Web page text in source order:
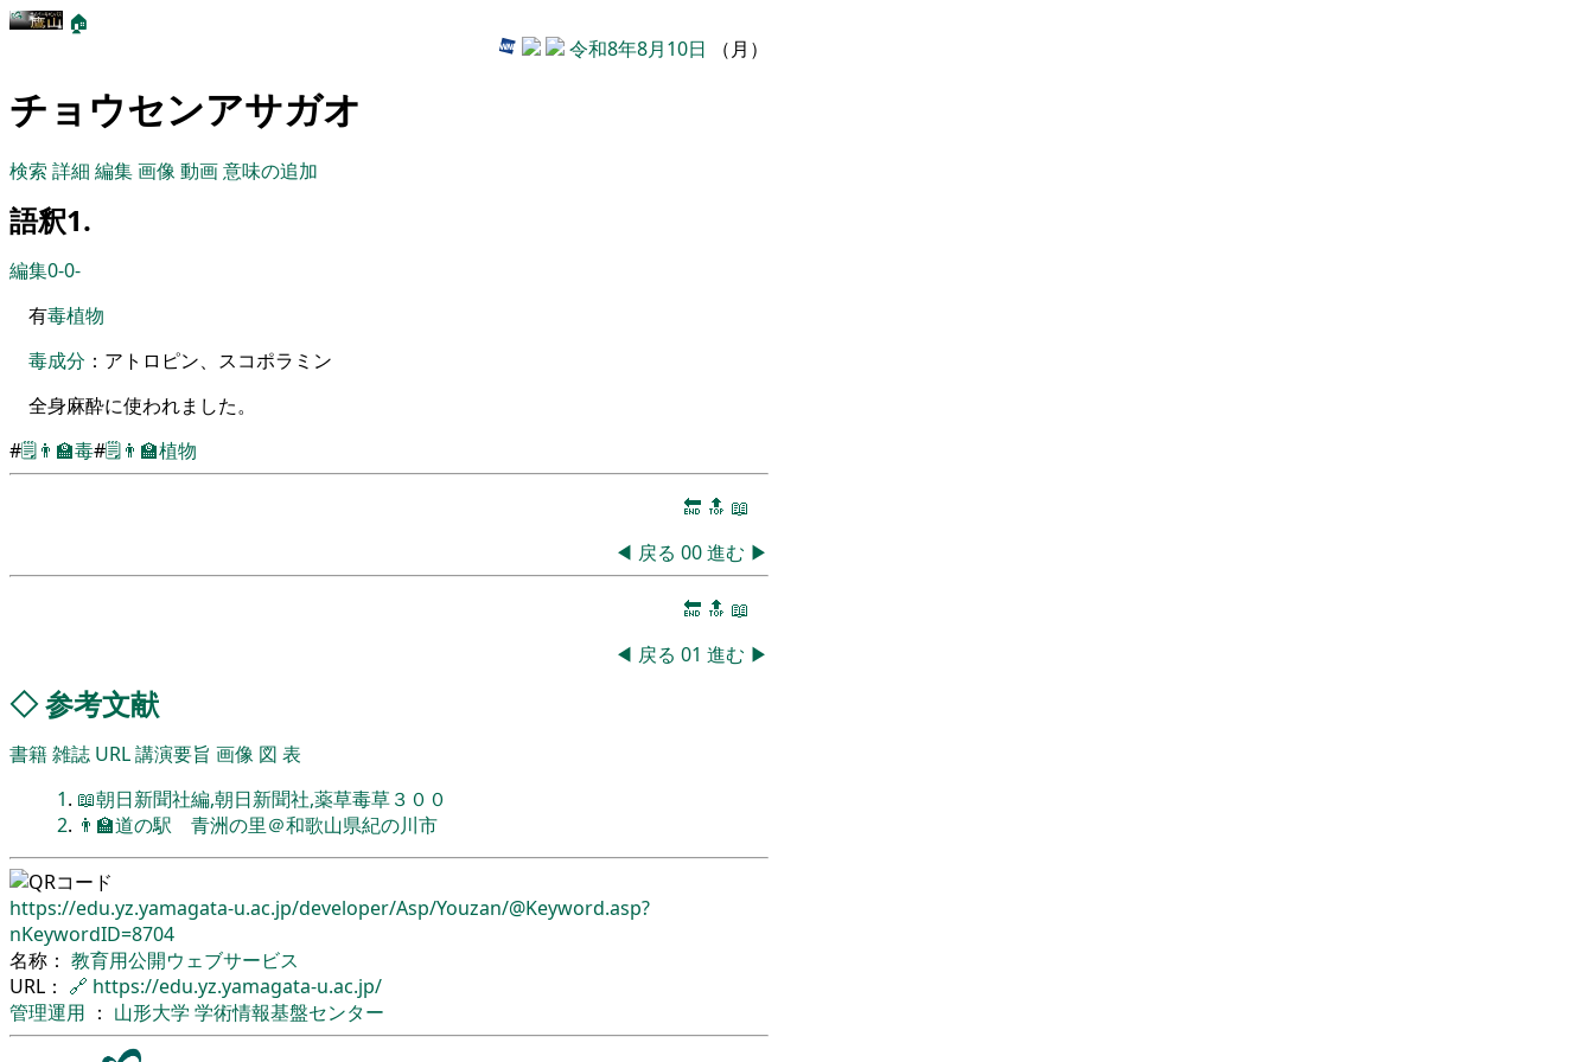
🏠
令和8年8月10日 （月）
チョウセンアサガオ
検索 詳細 編集画像動画意味の追加
語釈1.
編集0-0-
有毒植物
毒成分 ： アトロピン、 スコポラミン
全身麻酔に使われました。
#🗒️👨‍🏫毒#🗒️👨‍🏫植物
🔚 🔝 📖
◀ 戻る 00進む ▶
🔚 🔝 📖
◀ 戻る 01 進む ▶
◇参考文献
書籍雑誌 URL講演要旨 画像 図 表
1. 📖朝日新聞社編,朝日新聞社,薬草毒草３００
2. 👨‍🏫道の駅 青洲の里＠和歌山県紀の川市
https://edu.yz.yamagata-u.ac.jp/developer/Asp/Youzan/@Keyword.asp?
nKeywordID=8704
名称： 教育用公開ウェブサービス
URL： 🔗 https://edu.yz.yamagata-u.ac.jp/
管理運用 ： 山形大学 学術情報基盤センター